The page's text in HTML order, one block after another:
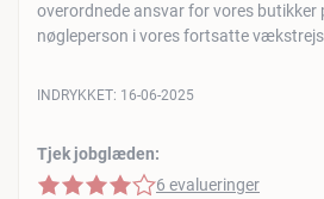
overordnede ansvar for vores butikker
nøgleperson i vores fortsatte
Tjek jobglæden:
4 af 5 stjerner
6 evalueringer
INDRYKKET: 16-06-2025